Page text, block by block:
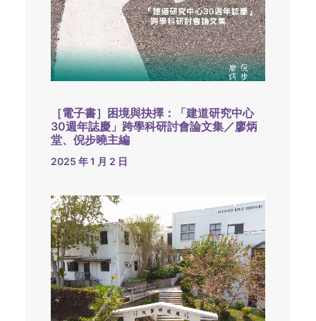
［電子書］困境與抉擇：「建道研究中心
30週年誌慶」跨學科研討會論文集／廖炳
堂、倪步曉主編
2025 年 1 月 2 日